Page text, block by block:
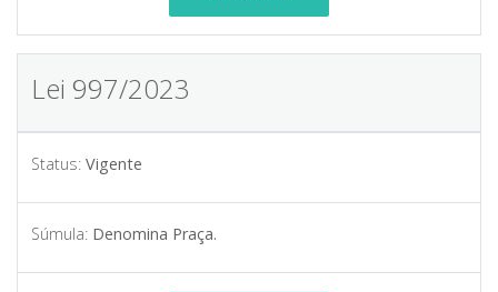
Lei 997/2023
Status: Vigente
Súmula: Denomina Praça.